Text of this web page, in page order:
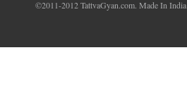
©2011-2012 TattvaGyan.com. Made In India